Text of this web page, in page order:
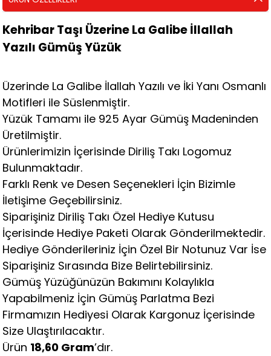
Kehribar Taşı Üzerine La Galibe İllallah
Yazılı Gümüş Yüzük
Üzerinde La Galibe İlallah Yazılı ve İki Yanı Osmanlı
Motifleri ile Süslenmiştir.
Yüzük Tamamı ile 925 Ayar Gümüş Madeninden
Üretilmiştir.
Ürünlerimizin İçerisinde Diriliş Takı Logomuz
Bulunmaktadır.
Farklı Renk ve Desen Seçenekleri İçin Bizimle
İletişime Geçebilirsiniz.
Siparişiniz Diriliş Takı Özel Hediye Kutusu
İçerisinde Hediye Paketi Olarak Gönderilmektedir.
Hediye Gönderileriniz İçin Özel Bir Notunuz Var İse
Siparişiniz Sırasında Bize Belirtebilirsiniz.
Gümüş Yüzüğünüzün Bakımını Kolaylıkla
Yapabilmeniz İçin Gümüş Parlatma Bezi
Firmamızın Hediyesi Olarak Kargonuz İçerisinde
Size Ulaştırılacaktır.
Ürün 18,60 Gram’dır.